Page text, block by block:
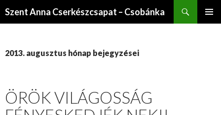
Szent Anna Cserkészcsapat – Csobánka
2013. augusztus hónap bejegyzései
ÖRÖK VILÁGOSSÁG